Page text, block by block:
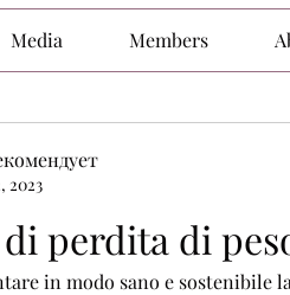
Media Members
2023
perdita di
in modo sano e sostenibile